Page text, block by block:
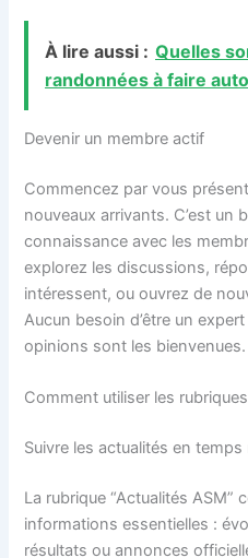
À lire aussi : Quelles
randonnées à faire
Devenir un membre actif
Commencez par vous
nouveaux arrivants. C’est un
connaissance avec les
explorez les discussions,
intéressent, ou ouvrez de
Aucun besoin d’être un
opinions sont les bienvenues.
Comment utiliser les
Suivre les actualités en temps
La rubrique “Actualités ASM”
informations essentielles :
résultats ou annonces